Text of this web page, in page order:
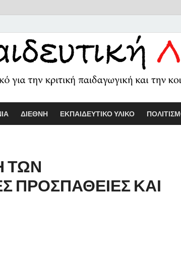
ΔΙΕΘΝΗ ΕΚΠΑΙΔΕΥΤΙΚΟ ΥΛΙΚΟ
ΤΩΝ
ΠΡΟΣΠΑΘΕΙΕΣ ΚΑΙ